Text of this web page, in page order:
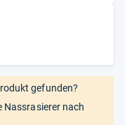
gefunden?
Nassrasierer nach